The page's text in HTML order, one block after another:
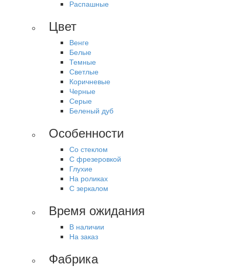
Распашные
Цвет
Венге
Белые
Темные
Светлые
Коричневые
Черные
Серые
Беленый дуб
Особенности
Со стеклом
С фрезеровкой
Глухие
На роликах
С зеркалом
Время ожидания
В наличии
На заказ
Фабрика